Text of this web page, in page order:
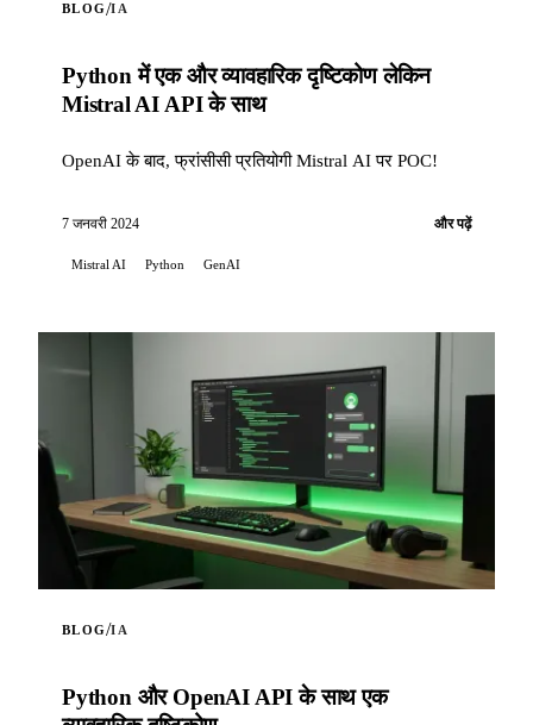
BLOG/IA
Python में एक और व्यावहारिक दृष्टिकोण लेकिन
Mistral AI API के साथ
OpenAI के बाद, फ्रांसीसी प्रतियोगी Mistral AI पर POC!
7 जनवरी 2024 और पढ़ें
Mistral AI Python GenAI
BLOG/IA
Python और OpenAI API के साथ एक